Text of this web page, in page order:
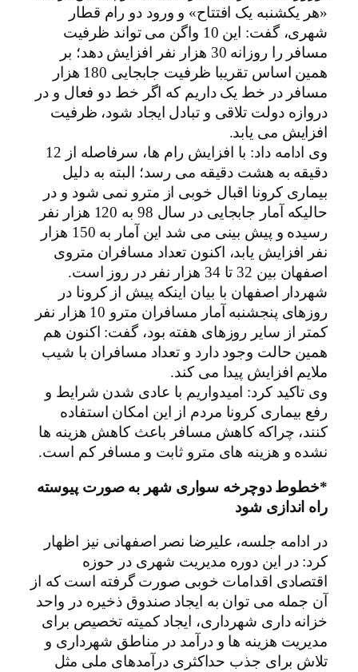
«هر یکشنبه یک افتتاح» و ورود دو رام قطار
شهری، گفت: این 10 واگن می تواند ظرفیت
مسافر را روزانه 30 هزار نفر افزایش دهد؛ بر
همین اساس تقریبا ظرفیت جابجایی 180 هزار
مسافر در خط یک داریم که اگر خط دو فعال و در
دروازه دولت تلاقی و تبادل ایجاد شود، ظرفیت
افزایش می یابد.
وی ادامه داد: با افزایش رام ها، سرفاصله از 12
دقیقه به هشت دقیقه می رسد؛ البته به دلیل
بیماری کرونا اقبال خوبی از مترو نمی شود و در
حالیکه آمار جابجایی در سال 98 به 120 هزار نفر
رسیده و پیش بینی می شد این آمار به 150 هزار
نفر افزایش یابد، اکنون تعداد مسافران متروی
اصفهان بین 32 تا 34 هزار نفر در روز است.
شهردار اصفهان با بیان اینکه پیش از کرونا در
روزهای پنجشنبه آمار مسافران مترو 10 هزار نفر
کمتر از سایر روزهای هفته بود، گفت: اکنون هم
همین حالت وجود دارد و تعداد مسافران با شیب
ملایم افزایش پیدا می کند.
وی تاکید کرد: امیدواریم با عادی شدن شرایط و
رفع بیماری کرونا مردم از این امکان استفاده
کنند، چراکه کاهش مسافر باعث کاهش هزینه ها
نشده و هزینه های مترو ثابت و مسافر کم است.
*خطوط دوچرخه سواری شهر به صورت پیوسته
راه اندازی شود
در ادامه جلسه، علیرضا نصر اصفهانی نیز اظهار
کرد: در این دوره مدیریت شهری در حوزه
اقتصادی اقدامات خوبی صورت گرفته است که از
آن جمله می توان به ایجاد صندوق ذخیره در واحد
خزانه داری شهرداری، ایجاد کمیته تخصیص برای
مدیریت هزینه ها و درآمد در مناطق شهرداری و
تلاش برای جذب حداکثری درآمدهای ملی مثل